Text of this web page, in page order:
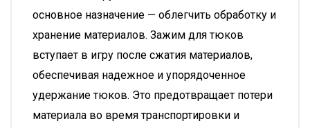
основное назначение — облегчить обработку и
хранение материалов. Зажим для тюков
вступает в игру после сжатия материалов,
обеспечивая надежное и упорядоченное
удержание тюков. Это предотвращает потери
материала во время транспортировки и